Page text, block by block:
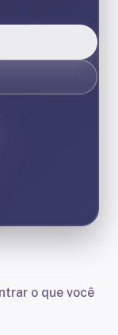
o que você